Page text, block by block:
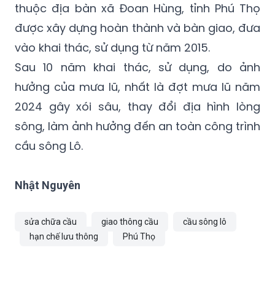
thuộc địa bàn xã Đoan Hùng, tỉnh Phú Thọ
được xây dựng hoàn thành và bàn giao, đưa
vào khai thác, sử dụng từ năm 2015.
Sau 10 năm khai thác, sử dụng, do ảnh
hưởng của mưa lũ, nhất là đợt mưa lũ năm
2024 gây xói sâu, thay đổi địa hình lòng
sông, làm ảnh hưởng đến an toàn công trình
cầu sông Lô.
Nhật Nguyên
sửa chữa cầu giao thông cầu
cầu sông lô
hạn chế lưu thông
Phú Thọ